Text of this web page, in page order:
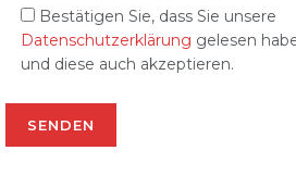
Bestätigen Sie, dass Sie unsere
Datenschutzerklärung gelesen
und diese auch akzeptieren.